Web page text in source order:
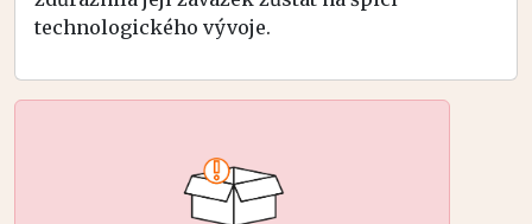
technologického vývoje.